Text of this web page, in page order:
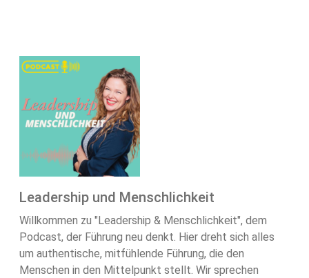
Leadership und Menschlichkeit
Willkommen zu "Leadership & Menschlichkeit", dem
Podcast, der Führung neu denkt. Hier dreht sich alles
um authentische, mitfühlende Führung, die den
Menschen in den Mittelpunkt stellt. Wir sprechen